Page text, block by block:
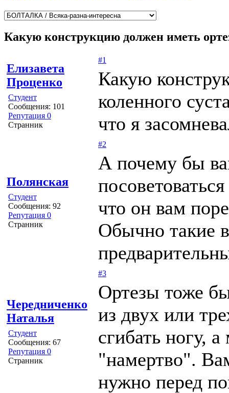
Какую конструкцию должен иметь
Елизавета
Проценко
Студент
Сообщения: 101
Репутация 0
Странник
#1
Какую
коленного
что я
Полянская
Студент
Сообщения: 92
Репутация 0
Странник
#2
А почему бы
что он вам
Обычно такие
Чередниченко
Наталья
Студент
Сообщения: 67
Репутация 0
Странник
#3
Ортезы тоже
из двух или
сгибать ногу,
"намертво".
нужно перед